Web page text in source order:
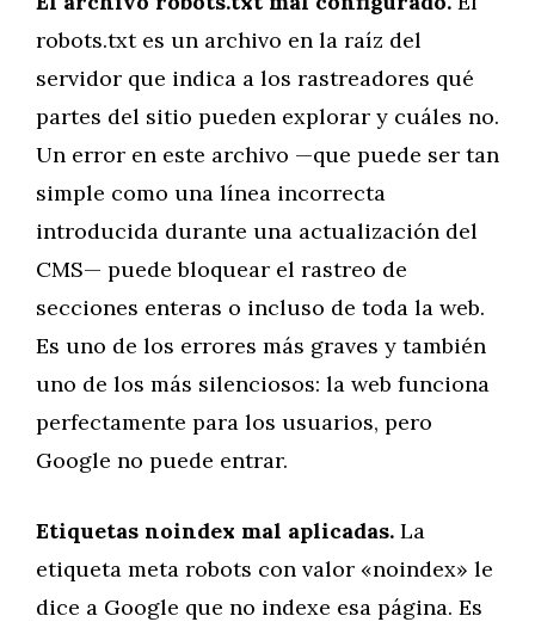
robots.txt es un archivo en la raíz del
servidor que indica a los rastreadores qué
partes del sitio pueden explorar y cuáles no.
Un error en este archivo —que puede ser tan
simple como una línea incorrecta
introducida durante una actualización del
CMS— puede bloquear el rastreo de
secciones enteras o incluso de toda la web.
Es uno de los errores más graves y también
uno de los más silenciosos: la web funciona
perfectamente para los usuarios, pero
Google no puede entrar.
Etiquetas noindex mal aplicadas. La
etiqueta meta robots con valor «noindex» le
dice a Google que no indexe esa página. Es